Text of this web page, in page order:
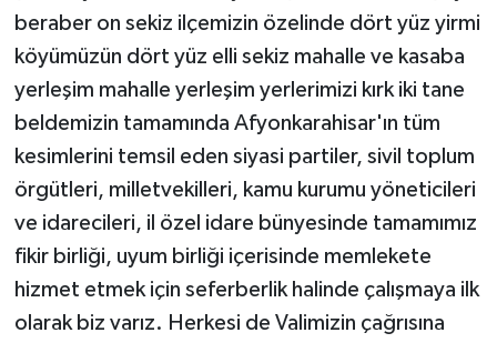
beraber on sekiz ilçemizin özelinde dört yüz yirmi
köyümüzün dört yüz elli sekiz mahalle ve kasaba
yerleşim mahalle yerleşim yerlerimizi kırk iki tane
beldemizin tamamında Afyonkarahisar'ın tüm
kesimlerini temsil eden siyasi partiler, sivil toplum
örgütleri, milletvekilleri, kamu kurumu yöneticileri
ve idarecileri, il özel idare bünyesinde tamamımız
fikir birliği, uyum birliği içerisinde memlekete
hizmet etmek için seferberlik halinde çalışmaya ilk
olarak biz varız. Herkesi de Valimizin çağrısına